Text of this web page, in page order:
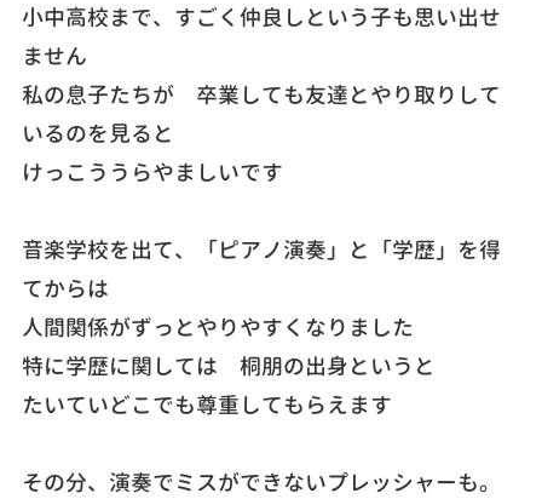
小中高校まで、すごく仲良しという子も思い出せ
ません
私の息子たちが 卒業しても友達とやり取りして
いるのを見ると
けっこううらやましいです
音楽学校を出て、「ピアノ演奏」と「学歴」を得
てからは
人間関係がずっとやりやすくなりました
特に学歴に関しては 桐朋の出身というと
たいていどこでも尊重してもらえます
その分、演奏でミスができないプレッシャーも。